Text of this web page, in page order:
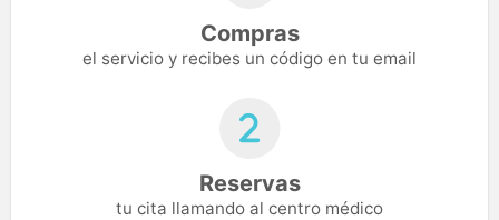
Compras
el servicio y recibes un código en tu email
Reservas
tu cita llamando al centro médico